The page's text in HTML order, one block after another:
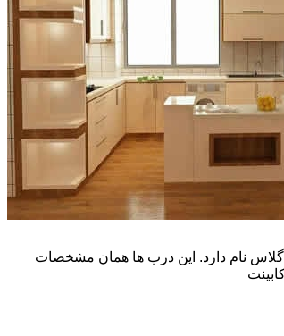
از درب های کابینت نیزهای گلاس نام دارد. این درب ها همان مشخصات